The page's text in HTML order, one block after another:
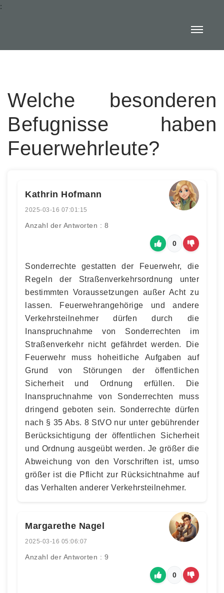
:
Welche besonderen
Befugnisse haben
Feuerwehrleute?
Kathrin Hofmann
2025-03-16 07:01:15
Anzahl der Antworten : 8
0
Sonderrechte gestatten der Feuerwehr, die
Regeln der Straßenverkehrsordnung unter
bestimmten Voraussetzungen außer Acht zu
lassen. Feuerwehrangehörige und andere
Verkehrsteilnehmer dürfen durch die
Inanspruchnahme von Sonderrechten im
Straßenverkehr nicht gefährdet werden. Die
Feuerwehr muss hoheitliche Aufgaben auf
Grund von Störungen der öffentlichen
Sicherheit und Ordnung erfüllen. Die
Inanspruchnahme von Sonderrechten muss
dringend geboten sein. Sonderrechte dürfen
nach § 35 Abs. 8 StVO nur unter gebührender
Berücksichtigung der öffentlichen Sicherheit
und Ordnung ausgeübt werden. Je größer die
Abweichung von den Vorschriften ist, umso
größer ist die Pflicht zur Rücksichtnahme auf
das Verhalten anderer Verkehrsteilnehmer.
Margarethe Nagel
2025-03-16 05:06:07
Anzahl der Antworten : 9
0